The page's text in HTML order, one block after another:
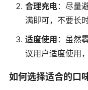
合理充电：尽量
满即可，不要长
适度使用 ：虽然
议用户适度使用
如何选择适合的口